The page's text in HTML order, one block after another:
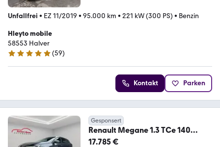
Unfallfrei • EZ 11/2019 • 95.000 km • 221 kW (300 PS) • Benzin
Hleyto mobile
58553 Halver
5 Sterne
(59)
Kontakt Parken
Gesponsert
Renault Megane 1.3 TCe 140
Grandtour Business Edition
17.785 €